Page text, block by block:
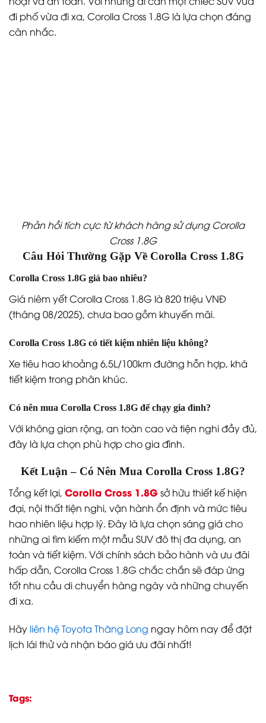
đi phố vừa đi xa, Corolla Cross 1.8G là lựa chọn đáng
cân nhắc.
Phản hồi tích cực từ khách hàng sử dụng Corolla
Cross 1.8G
Câu Hỏi Thường Gặp Về Corolla Cross 1.8G
Corolla Cross 1.8G giá bao nhiêu?
Giá niêm yết Corolla Cross 1.8G là 820 triệu VNĐ
(tháng 08/2025), chưa bao gồm khuyến mãi.
Corolla Cross 1.8G có tiết kiệm nhiên liệu không?
Xe tiêu hao khoảng 6,5L/100km đường hỗn hợp, khá
tiết kiệm trong phân khúc.
Có nên mua Corolla Cross 1.8G để chạy gia đình?
Với không gian rộng, an toàn cao và tiện nghi đầy đủ,
đây là lựa chọn phù hợp cho gia đình.
Kết Luận – Có Nên Mua Corolla Cross 1.8G?
Tổng kết lại, Corolla Cross 1.8Gsở hữu thiết kế hiện
đại, nội thất tiện nghi, vận hành ổn định và mức tiêu
hao nhiên liệu hợp lý. Đây là lựa chọn sáng giá cho
những ai tìm kiếm một mẫu SUV đô thị đa dụng, an
toàn và tiết kiệm. Với chính sách bảo hành và ưu đãi
hấp dẫn, Corolla Cross 1.8G chắc chắn sẽ đáp ứng
tốt nhu cầu di chuyển hàng ngày và những chuyến
đi xa.
Hãy liên hệ Toyota Thăng Long ngay hôm nay để đặt
lịch lái thử và nhận báo giá ưu đãi nhất!
Tags: